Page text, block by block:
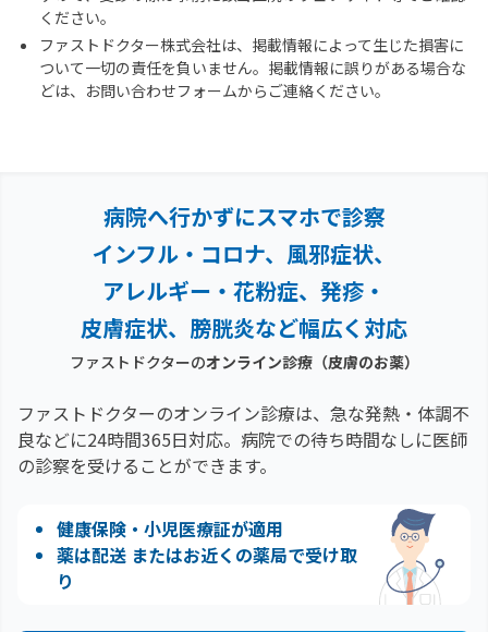
ください。
ファストドクター株式会社は、掲載情報によって生じた損害に
ついて一切の責任を負いません。掲載情報に誤りがある場合な
どは、お問い合わせフォームからご連絡ください。
病院へ行かずにスマホで診察
インフル・コロナ、風邪症状、
アレルギー・花粉症、 発疹・
皮膚症状、膀胱炎など幅広く対応
ファストドクターのオンライン診療（皮膚のお薬）
ファストドクターのオンライン診療は、急な発熱・体調不
良などに24時間365日対応。 病院での待ち時間なしに医師
の診察を受けることができます。
健康保険・小児医療証が適用
薬は配送 またはお近くの薬局で受け取
り